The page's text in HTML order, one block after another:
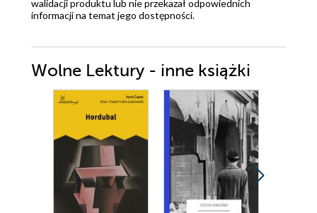
walidacji produktu lub nie przekazał odpowiednich
informacji na temat jego dostępności.
Wolne Lektury - inne książki